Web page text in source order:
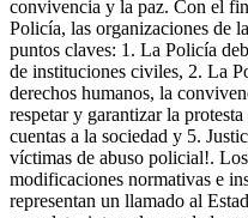
convivencia y la paz. Con el
Policía, las organizaciones de
puntos claves: 1. La Policía
de instituciones civiles, 2. La
derechos humanos, la
respetar y garantizar la
cuentas a la sociedad y 5.
víctimas de abuso policial!.
modificaciones normativas e
representan un llamado al